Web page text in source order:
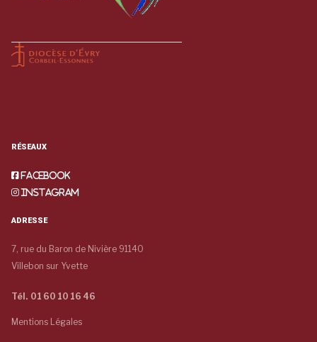
RÉSEAUX
Facebook
Instagram
ADRESSE
7, rue du Baron de Nivière 91140
Villebon sur Yvette
Tél. 01 60 10 16 46
Mentions Légales